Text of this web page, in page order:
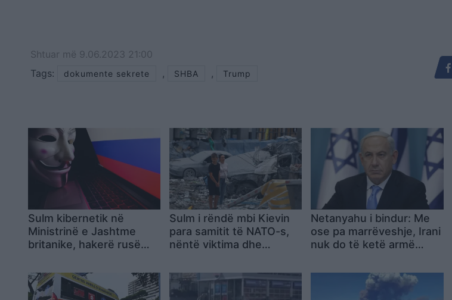
Shtuar më 9.06.2023 21:00
Tags:
dokumente sekrete , SHBA , Trump
Sulm kibernetik në
Ministrinë e Jashtme
britanike, hakerë rusë
dhënat qeveritare: Vlera
shkon në 44 mijë paund
Sulm i rëndë mbi Kievin
para samitit të NATO-s,
nëntë viktima dhe
Netanyahu i bindur: Me
ose pa marrëveshje, Irani
nuk do të ketë armë